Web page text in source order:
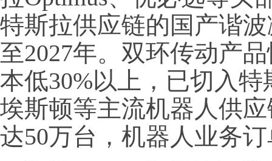
特斯拉供应链的国产谐
至2027年。双环传动产
本低30%以上，已切入特
埃斯顿等主流机器人供
达50万台，机器人业务